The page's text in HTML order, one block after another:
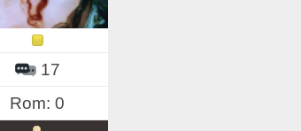
17
Rom: 0